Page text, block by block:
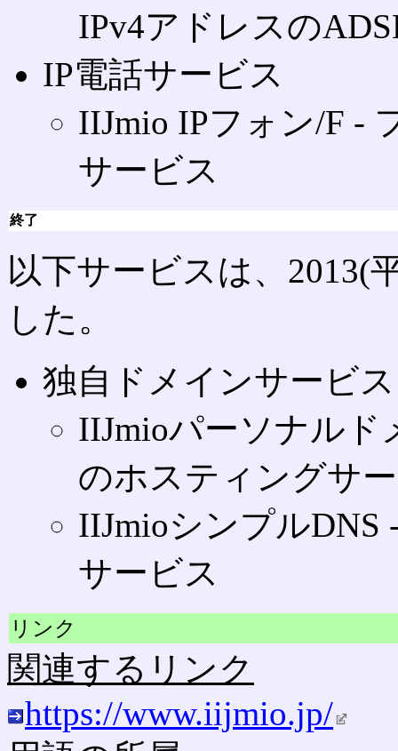
IPv4アドレスの
IP電話サービス
IIJmio IPフォン/F ‐
サービス
終了
以下サービスは、2013(
した。
独自ドメインサービス
IIJmioパーソナルド
のホスティングサ
IIJmioシンプルDNS
サービス
リンク
関連するリンク
https://www.iijmio.jp/